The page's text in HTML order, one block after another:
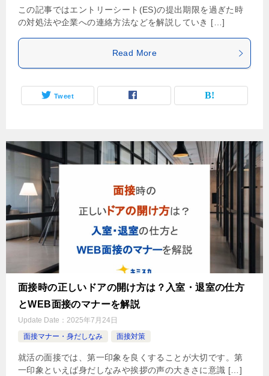
この記事ではエントリーシート(ES)の提出期限を過ぎた時
の対処法や企業への連絡方法などを解説していき […]
Read More
Tweet
面接時の正しいドアの開け方は？入室・退室の仕方
とWEB面接のマナーを解説
Update Date： 2025年7月24日
面接マナー・身だしなみ
面接対策
就活の面接では、第一印象を良くすることが大切です。第
一印象といえば身だしなみや挨拶の声の大きさに意識 […]